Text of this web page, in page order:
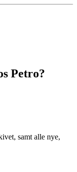
Petro?
samt alle nye,